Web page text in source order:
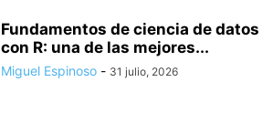
Fundamentos de ciencia de datos
con R: una de las mejores...
Miguel Espinoso - 31 julio, 2026